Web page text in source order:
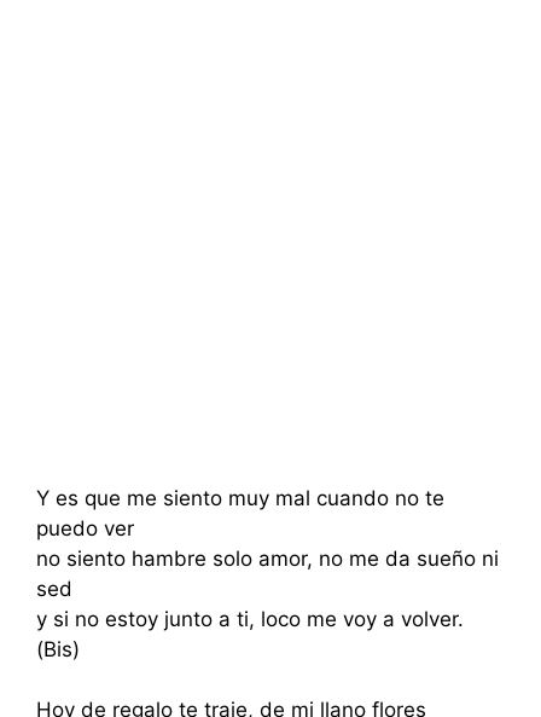
Y es que me siento muy mal cuando no te
puedo ver
no siento hambre solo amor, no me da sueño ni
sed
y si no estoy junto a ti, loco me voy a volver.
(Bis)
Hoy de regalo te traje, de mi llano flores